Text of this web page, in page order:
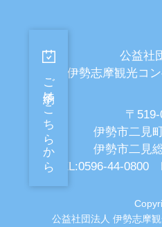
ご予約はこちらから
公益社
伊勢志摩観光コ
〒
伊勢市二見
伊勢市二見
TEL:0596-44-0800
公益社団法人 伊勢志摩